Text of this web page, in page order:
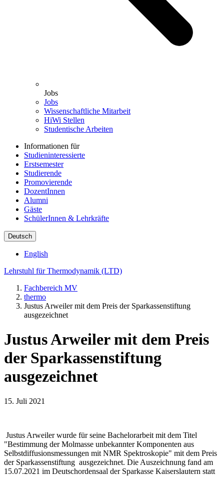
Jobs
Jobs
Wissenschaftliche Mitarbeit
HiWi Stellen
Studentische Arbeiten
Informationen für
Studieninteressierte
Erstsemester
Studierende
Promovierende
DozentInnen
Alumni
Gäste
SchülerInnen & Lehrkräfte
Deutsch
English
Lehrstuhl für Thermodynamik (LTD)
Fachbereich MV
thermo
Justus Arweiler mit dem Preis der Sparkassenstiftung
ausgezeichnet
Justus Arweiler mit dem Preis
der Sparkassenstiftung
ausgezeichnet
15. Juli 2021
Justus Arweiler wurde für seine Bachelorarbeit mit dem Titel
"Bestimmung der Molmasse unbekannter Komponenten aus
Selbstdiffusionsmessungen mit NMR Spektroskopie" mit dem Preis
der Sparkassenstiftung ausgezeichnet. Die Auszeichnung fand am
15.07.2021 im Deutschordensaal der Sparkasse Kaiserslautern statt